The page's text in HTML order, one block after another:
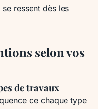
ressent dès les
selon vos
de travaux
de chaque type